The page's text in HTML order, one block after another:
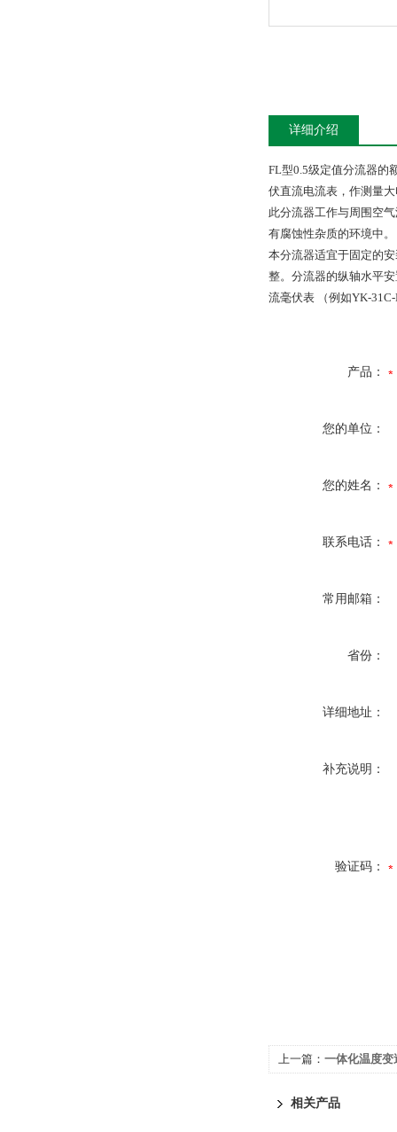
详细介绍
FL型0.5级定值分流器的
伏直流电流表，作测量
此分流器工作与周围空
有腐蚀性杂质的环境中。
本分流器适宜于固定的
整。分流器的纵轴水平
流毫伏表 （例如YK-
产品：
您的单位：
您的姓名：
联系电话：
常用邮箱：
省份：
详细地址：
补充说明：
验证码：
上一篇： 一体化温度变
相关产品